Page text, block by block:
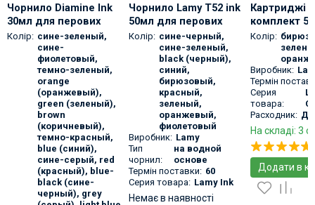
Чорнило Diamine Ink
30мл для перових
ручок
Колір: сине-зеленый,
сине-
фиолетовый,
темно-зеленый,
orange
(оранжевый),
green (зеленый),
brown
(коричневый),
темно-красный,
blue (синий),
сине-серый, red
(красный), blue-
black (сине-
черный), grey
Чорнило Lamy T52 ink
50мл для перових
ручок у скляному
флаконі
Колір: сине-черный,
сине-зеленый,
black (черный),
синий,
бирюзовый,
красный,
зеленый,
оранжевый,
фиолетовый
Виробник: Lamy
Тип
чорнил:
на водной
основе
Термін поставки: 60
Серия товара: Lamy Ink
Немає в наявності
Картриджі
комплект
Колір:
Виробник:
Термін
Серия
товара:
Расходник: Да
На складі: 3
Додати в